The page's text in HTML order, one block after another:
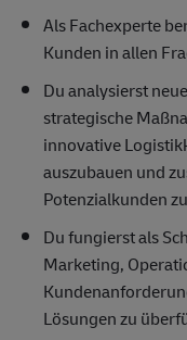
Als Fachexperte
Kunden in allen
Du analysierst
strategische
innovative
auszubauen und
Potenzialkunden
Du fungierst als
Marketing,
Lösungen zu